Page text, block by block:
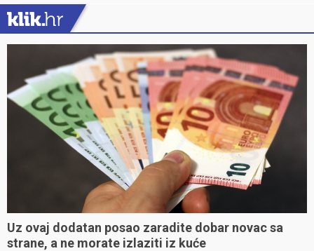
Uz ovaj dodatan posao zaradite dobar novac sa
strane, a ne morate izlaziti iz kuće